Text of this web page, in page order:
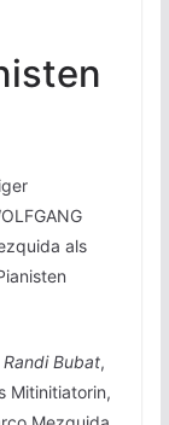
als
Randi Bubat,
Mitinitiatorin,